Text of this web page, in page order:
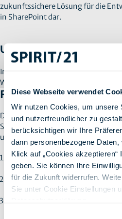
Diese Webseite verwendet
Wir nutzen Cookies, um unsere
und nutzerfreundlicher zu
berücksichtigen wir Ihre
dann personenbezogene
Klick auf „Cookies akzeptieren“
geben. Sie können Ihre
für die Zukunft widerrufen.
Sie unter Cookie Einstellungen
zukunftssichere Lösung für die
in SharePoint dar.
Unser Use Case
Im Eigenbetrieb bei SPIRIT/21
Workflows und mehr als 50
Fazit: Jetzt handeln!
Das Support-Ende von SharePoint
SharePoint-Add-Ins erfordert eine
und rechtzeitige Umsetzung.
Bestandsanalysendurchführen,
und Add-Ins zu identifizieren.
Nicht mehr benötigteElemente
zu reduzieren.
Business-kritische Workflows in